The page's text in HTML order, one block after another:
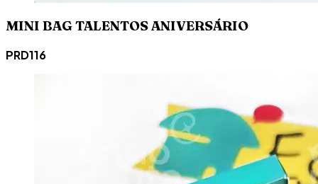
MINI BAG TALENTOS ANIVERSÁRIO
PRD116